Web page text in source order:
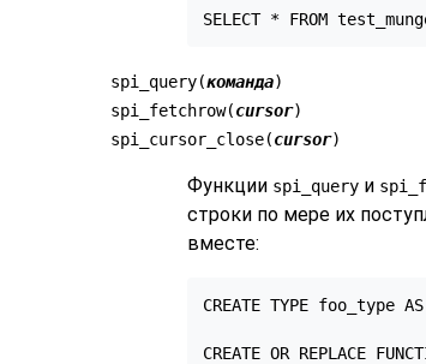
SELECT * FROM
spi_query(команда)
spi_fetchrow(cursor)
spi_cursor_close(cursor)
Функции spi_query и
строки по мере их
вместе:
CREATE TYPE foo_type
CREATE OR REPLACE